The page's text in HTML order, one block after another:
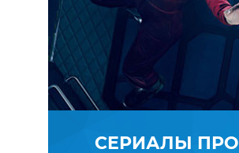
СЕРИАЛЫ ПРО